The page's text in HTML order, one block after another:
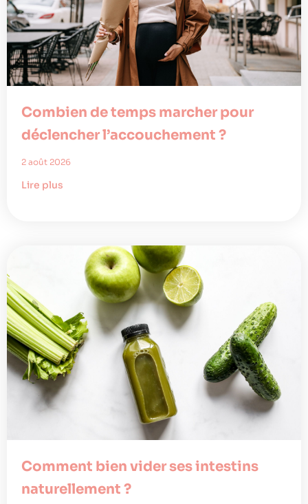
Combien de temps marcher pour
déclencher l’accouchement ?
2 août 2026
Lire plus
Comment bien vider ses intestins
naturellement ?